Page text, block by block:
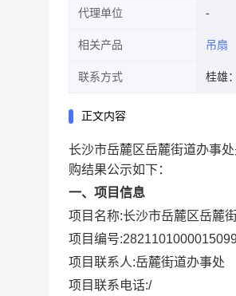
代理单位
相关产品 吊扇
联系方式 桂雄
正文内容
长沙市岳麓区岳麓街道办事
购结果公示如下：
一、项目信息
项目名称:长沙市岳麓区岳麓
项目编号:
项目联系人:岳麓街道办事处
项目联系电话:/